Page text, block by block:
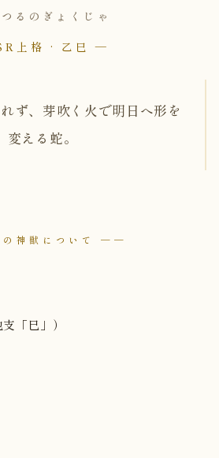
るのぎょくじゃ
上格 · 乙巳 —
ず、芽吹く火で明日へ形を
変える蛇。
神獣について ──
「巳」）